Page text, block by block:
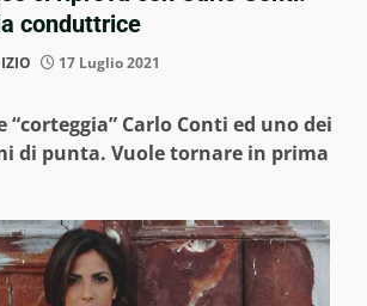
conduttrice
17 Luglio 2021
“corteggia” Carlo Conti ed uno dei
di punta. Vuole tornare in prima